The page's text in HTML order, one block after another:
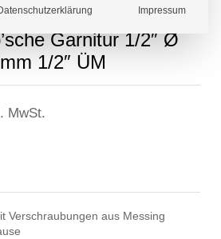
Garnitur 1/2″ Ø
1/2″ ÜM
MwSt.
Verschraubungen aus Messing
Impressum